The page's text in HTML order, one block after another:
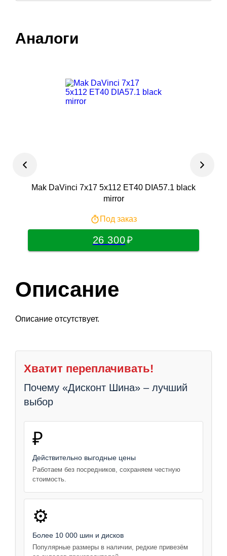
Аналоги
Mak DaVinci 7x17 5x112 ET40 DIA57.1 black
mirror
Под заказ
26 300
Описание
Описание отсутствует.
Хватит переплачивать!
Почему «Дисконт Шина» – лучший
выбор
₽
Действительно выгодные цены
Работаем без посредников, сохраняем честную
стоимость.
⚙️
Более 10 000 шин и дисков
Популярные размеры в наличии, редкие привезём